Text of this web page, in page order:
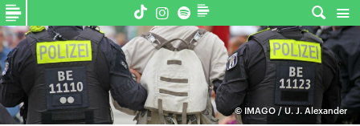
© IMAGO / U. J. Alexander